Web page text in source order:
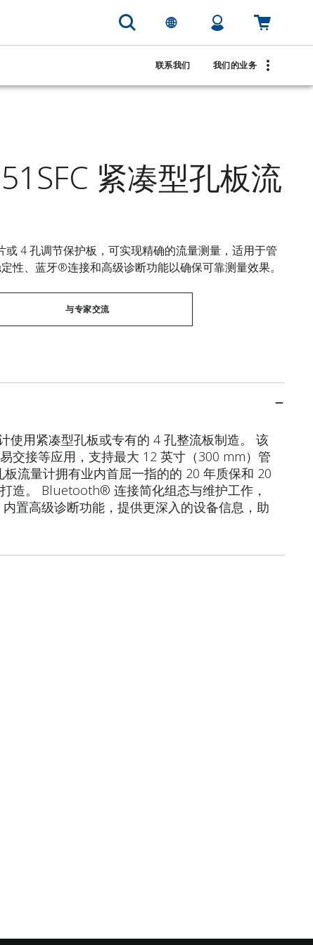
联系我们 我们的业务
紧凑型孔板流
4 孔调节保护板，可实现精确的流量测量，适用于管
性、蓝牙®连接和高级诊断功能以确保可靠测量效果。
与专家交流
使用紧凑型孔板或专有的 4 孔整流板制造。 该
交接等应用，支持最大 12 英寸（300 mm）管
流量计拥有业内首屈一指的的 20 年质保和 20
造。 Bluetooth® 连接简化组态与维护工作，
置高级诊断功能，提供更深入的设备信息，助